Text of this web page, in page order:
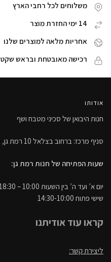
משלוחים לכל רחבי הארץ
14 ימי החזרת מוצר
אחריות מלאה למוצרים שלנו
רכישה מאובטחת ובראש שקט
אודותו
חנות היבואן של סכיני מטבח ושף
סניף מרכז: ברחוב בצלאל 10 רמת גן, בקומת הקרקע.
שעות הפתיחה של חנות רמת גן:
יום א’ ועד ה’ בין השעות 10:00 – 18:30.
שישי פתוח 14:30-10:00
קראו עוד אודיתנו
ליצירת קשר: